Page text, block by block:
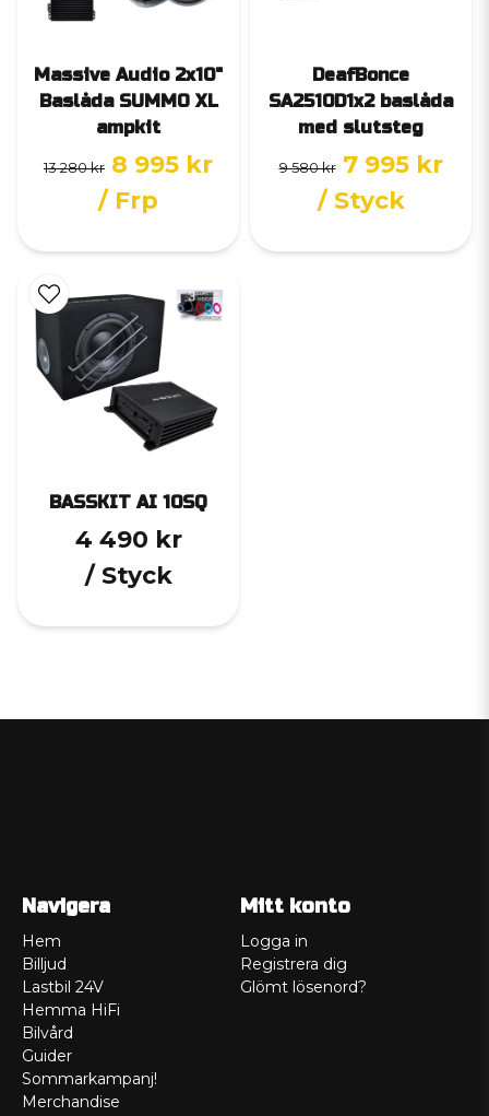
Massive Audio 2x10"
Baslåda SUMMO XL
ampkit
13 280 kr 8 995 kr
/ Frp
DeafBonce
SA2510D1x2 baslåda
med slutsteg
9 580 kr 7 995 kr
/ Styck
BASSKIT AI 10SQ
4 490 kr
/ Styck
Navigera
Hem
Billjud
Lastbil 24V
Hemma HiFi
Bilvård
Guider
Sommarkampanj!
Merchandise
Mitt konto
Logga in
Registrera dig
Glömt lösenord?